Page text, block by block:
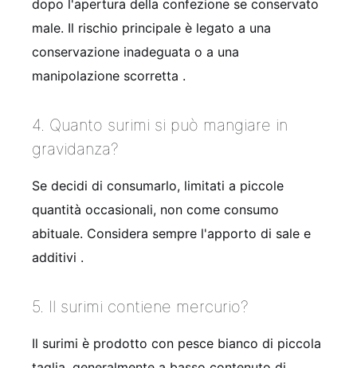
dopo l'apertura della confezione se conservato
male. Il rischio principale è legato a una
conservazione inadeguata o a una
manipolazione scorretta .
4. Quanto surimi si può mangiare in
gravidanza?
Se decidi di consumarlo, limitati a piccole
quantità occasionali, non come consumo
abituale. Considera sempre l'apporto di sale e
additivi .
5. Il surimi contiene mercurio?
Il surimi è prodotto con pesce bianco di piccola